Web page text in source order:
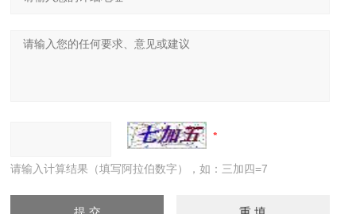
请输入计算结果（填写阿拉伯数字），如：三加四=7